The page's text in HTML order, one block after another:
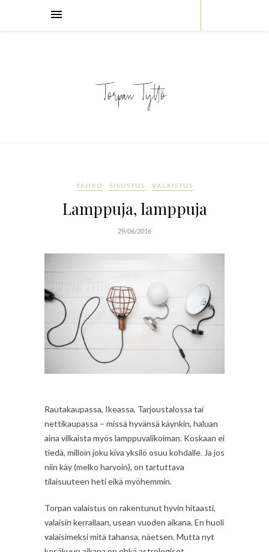
SÄHKÖ SISUSTUS VALAISTUS
Lamppuja, lamppuja
29/06/2016
Rautakaupassa, Ikeassa, Tarjoustalossa tai
nettikaupassa – missä hyvänsä käynkin, haluan
aina vilkaista myös lamppuvalikoiman. Koskaan ei
tiedä, milloin joku kiva yksilö osuu kohdalle. Ja jos
niin käy (melko harvoin), on tartuttava
tilaisuuteen heti eikä myöhemmin.
Torpan valaistus on rakentunut hyvin hitaasti,
valaisin kerrallaan, usean vuoden aikana. En huoli
valaisimeksi mitä tahansa, näetsen. Mutta nyt